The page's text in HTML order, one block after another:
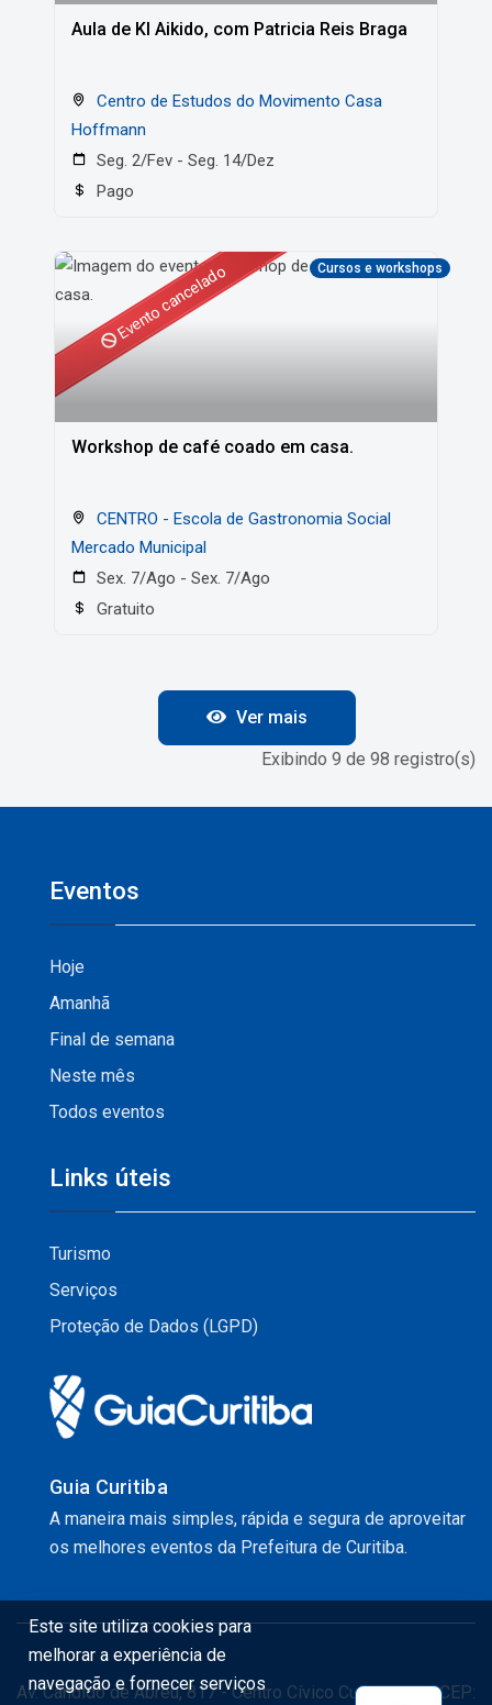
Aula de KI Aikido, com Patricia Reis Braga
Hoffmann
Seg. 2/Fev - Seg. 14/Dez
Pago
Cursos e workshops
Evento cancelado
Workshop de café coado em casa.
Mercado Municipal
Sex. 7/Ago - Sex. 7/Ago
Gratuito
Ver mais
Exibindo 9 de 98 registro(s)
Este site utiliza cookies para
melhorar a experiência de
navegação e fornecer serviços
Eventos
Hoje
Amanhã
Final de semana
Neste mês
Todos eventos
Links úteis
Turismo
Serviços
Proteção de Dados (LGPD)
Guia Curitiba
A maneira mais simples, rápida e segura de aproveitar
os melhores eventos da Prefeitura de Curitiba.
Av. Cândido de Abreu, 817 - Centro Cívico Curitiba - PR CEP: